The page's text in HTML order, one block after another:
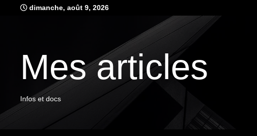
dimanche, août 9, 2026
Mes articles
Infos et docs